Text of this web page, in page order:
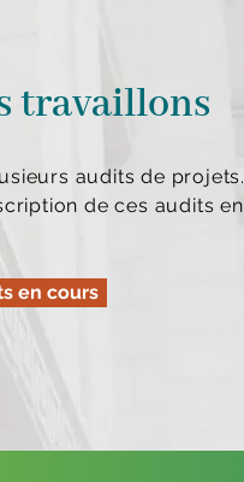
travaillons
audits de projets.
de ces audits en
en cours